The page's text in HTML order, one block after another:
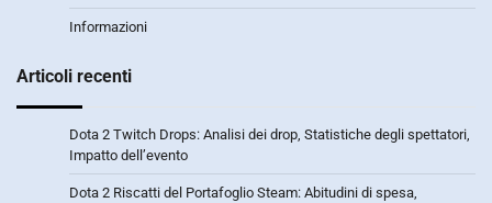
Informazioni
Articoli recenti
Dota 2 Twitch Drops: Analisi dei drop, Statistiche degli spettatori,
Impatto dell’evento
Dota 2 Riscatti del Portafoglio Steam: Abitudini di spesa,